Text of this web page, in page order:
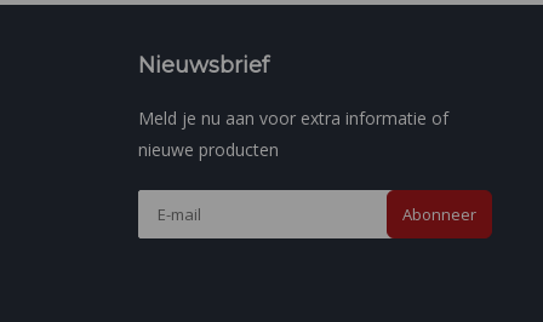
Nieuwsbrief
Meld je nu aan voor extra informatie of
nieuwe producten
Abonneer